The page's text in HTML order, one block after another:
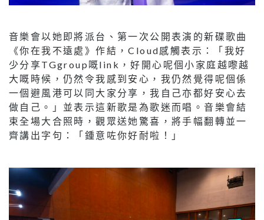
音樂會以她即將派台、第一次公開表演的新碟歌曲
《你在我不遠處》作結，Cloud感觸表示：「我好
少分享TGgroup嘅link，好開心呢個小家庭越嚟越
大嘅時候，仍然令我感到安心，我仍然覺得呢個係
一個避風港可以同大家分享，我自己亦都好安心去
做自己。」並表示這新歌是為歌迷而唱。音樂會結
束全場大合照時，觀眾送她驚喜，將手幅翻轉並一
齊講出字句：「鍾意咗你好耐啦！」